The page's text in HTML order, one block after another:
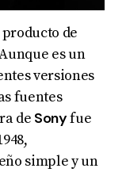
de
es un
versiones
fuentes
de Sonyfue
simple y un